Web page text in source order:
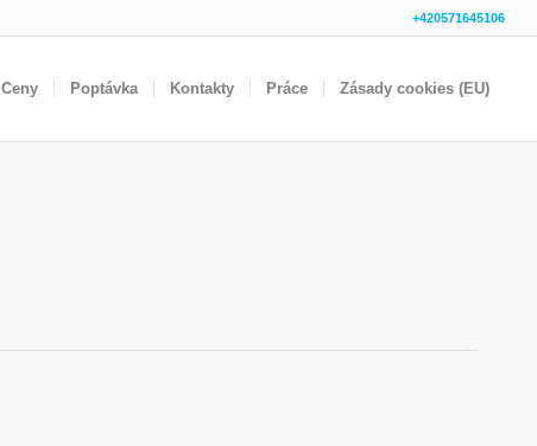
+420571645106
Ceny Poptávka Kontakty Práce Zásady cookies (EU)